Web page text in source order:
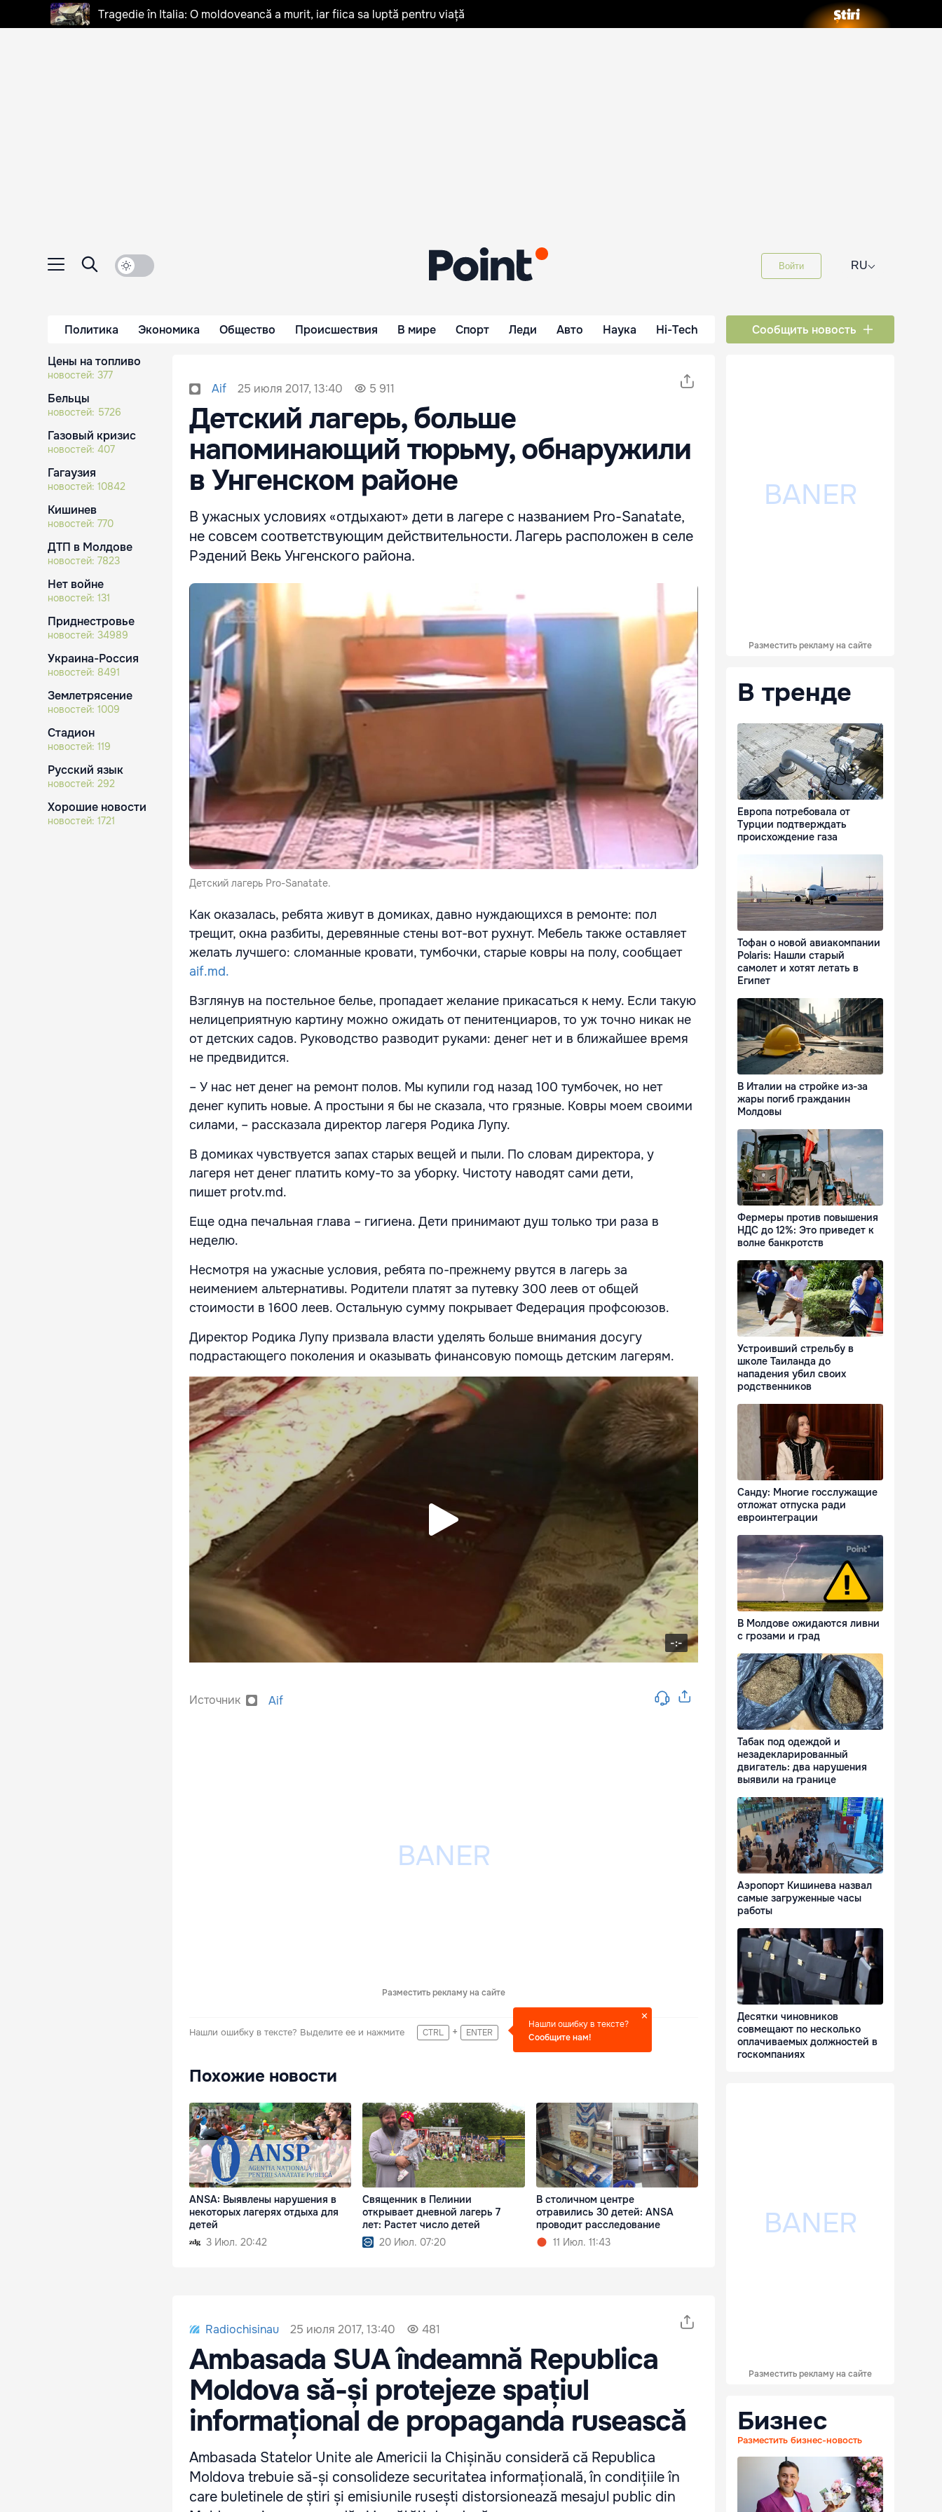
Tragedie în Italia: O moldoveancă a murit, iar fiica sa luptă pentru viață
Войти RU⌵
Политика Экономика Общество Происшествия В мире Спорт Леди Авто Наука Hi-Tech Сообщить новость
Цены на топливо
новостей: 377
Бельцы
новостей: 5726
Газовый кризис
новостей: 407
Гагаузия
новостей: 10842
Кишинев
новостей: 770
ДТП в Молдове
новостей: 7823
Нет войне
новостей: 131
Приднестровье
новостей: 34989
Украина-Россия
новостей: 8491
Землетрясение
новостей: 1009
Стадион
новостей: 119
Русский язык
новостей: 292
Хорошие новости
новостей: 1721
Aif 25 июля 2017, 13:40 5 911
Детский лагерь, больше
напоминающий тюрьму, обнаружили
в Унгенском районе
В ужасных условиях «отдыхают» дети в лагере с названием Pro-Sanatate,
не совсем соответствующим действительности. Лагерь расположен в селе
Рэдений Векь Унгенского района.
Детский лагерь Pro-Sanatate.
Как оказалась, ребята живут в домиках, давно нуждающихся в ремонте: пол
трещит, окна разбиты, деревянные стены вот-вот рухнут. Мебель также оставляет
желать лучшего: сломанные кровати, тумбочки, старые ковры на полу, сообщает
aif.md.
Взглянув на постельное белье, пропадает желание прикасаться к нему. Если такую
нелицеприятную картину можно ожидать от пенитенциаров, то уж точно никак не
от детских садов. Руководство разводит руками: денег нет и в ближайшее время
не предвидится.
– У нас нет денег на ремонт полов. Мы купили год назад 100 тумбочек, но нет
денег купить новые. А простыни я бы не сказала, что грязные. Ковры моем своими
силами, – рассказала директор лагеря Родика Лупу.
В домиках чувствуется запах старых вещей и пыли. По словам директора, у
лагеря нет денег платить кому-то за уборку. Чистоту наводят сами дети,
пишет protv.md.
Еще одна печальная глава – гигиена. Дети принимают душ только три раза в
неделю.
Несмотря на ужасные условия, ребята по-прежнему рвутся в лагерь за
неимением альтернативы. Родители платят за путевку 300 леев от общей
стоимости в 1600 леев. Остальную сумму покрывает Федерация профсоюзов.
Директор Родика Лупу призвала власти уделять больше внимания досугу
подрастающего поколения и оказывать финансовую помощь детским лагерям.
Источник Aif
Разместить рекламу на сайте
Нашли ошибку в тексте? Выделите ее и нажмите CTRL + ENTER
Нашли ошибку в тексте?
Сообщите нам!
Похожие новости
ANSА: Выявлены нарушения в
некоторых лагерях отдыха для
детей
3 Июл. 20:42
Священник в Пелинии
открывает дневной лагерь 7
лет: Растет число детей
20 Июл. 07:20
В столичном центре
отравились 30 детей: ANSA
проводит расследование
11 Июл. 11:43
Radiochisinau 25 июля 2017, 13:40 481
Ambasada SUA îndeamnă Republica
Moldova să-și protejeze spațiul
informațional de propaganda rusească
Ambasada Statelor Unite ale Americii la Chișinău consideră că Republica
Moldova trebuie să-și consolideze securitatea informațională, în condițiile în
care buletinele de știri și emisiunile rusești distorsionează mesajul public din
Разместить рекламу на сайте
В тренде
Европа потребовала от
Турции подтверждать
происхождение газа
Тофан о новой авиакомпании
Polaris: Нашли старый
самолет и хотят летать в
Египет
В Италии на стройке из-за
жары погиб гражданин
Молдовы
Фермеры против повышения
НДС до 12%: Это приведет к
волне банкротств
Устроивший стрельбу в
школе Таиланда до
нападения убил своих
родственников
Санду: Многие госслужащие
отложат отпуска ради
евроинтеграции
В Молдове ожидаются ливни
с грозами и град
Табак под одеждой и
незадекларированный
двигатель: два нарушения
выявили на границе
Аэропорт Кишинева назвал
самые загруженные часы
работы
Десятки чиновников
совмещают по несколько
оплачиваемых должностей в
госкомпаниях
Разместить рекламу на сайте
Бизнес
Разместить бизнес-новость